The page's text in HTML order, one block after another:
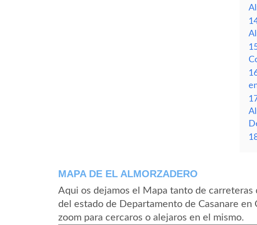
MAPA DE EL ALMORZADERO
Aqui os dejamos el Mapa tanto de
del estado de Departamento de Casanare en
zoom para cercaros o alejaros en el mismo.